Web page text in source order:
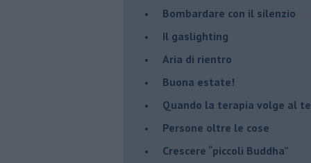
​Bombardare con il silenzio
Il gaslighting
Aria di rientro
Buona estate!
​Quando la terapia volge al
​Persone oltre le cose
​Crescere “piccoli Buddha”